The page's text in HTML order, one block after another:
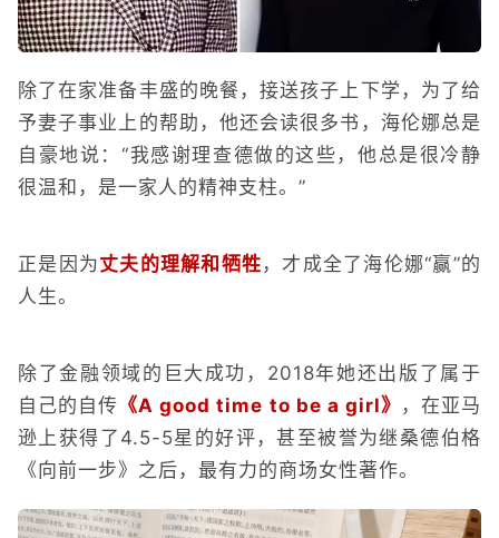
除了在家准备丰盛的晚餐，接送孩子上下学，为了给
予妻子事业上的帮助，他还会读很多书，海伦娜总是
自豪地说：“我感谢理查德做的这些，他总是很冷静
很温和，是一家人的精神支柱。”
正是因为丈夫的理解和牺牲 ，才成全了海伦娜“赢”的
人生。
除了金融领域的巨大成功，2018年她还出版了属于
自己的自传 《A good time to be a girl》 ，在亚马
逊上获得了4.5-5星的好评，甚至被誉为继桑德伯格
《向前一步》之后，最有力的商场女性著作。